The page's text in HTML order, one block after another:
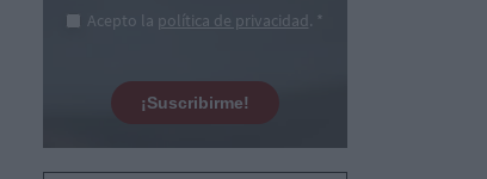
Acepto la política de privacidad. *
¡Suscribirme!